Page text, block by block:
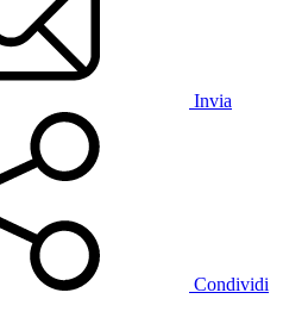
Invia
Condividi